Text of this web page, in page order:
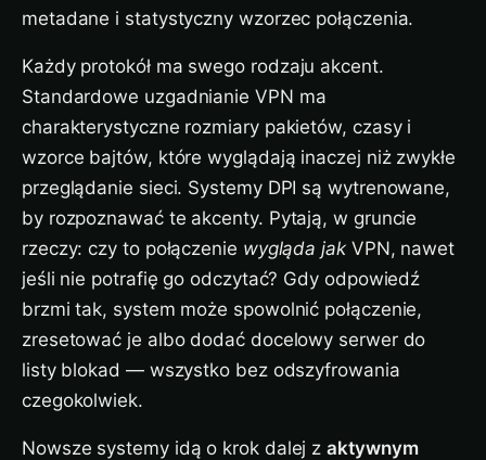
metadane i statystyczny wzorzec połączenia.
Każdy protokół ma swego rodzaju akcent.
Standardowe uzgadnianie VPN ma
charakterystyczne rozmiary pakietów, czasy i
wzorce bajtów, które wyglądają inaczej niż zwykłe
przeglądanie sieci. Systemy DPI są wytrenowane,
by rozpoznawać te akcenty. Pytają, w gruncie
rzeczy: czy to połączenie wygląda jakVPN, nawet
jeśli nie potrafię go odczytać? Gdy odpowiedź
brzmi tak, system może spowolnić połączenie,
zresetować je albo dodać docelowy serwer do
listy blokad — wszystko bez odszyfrowania
czegokolwiek.
Nowsze systemy idą o krok dalej zaktywnym